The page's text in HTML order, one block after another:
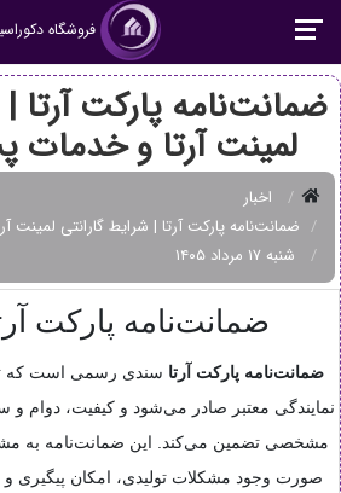
فروشگاه
ضمانت‌نامه پارکت آرتا |
لمینت آرتا و
اخبار
ضمانت‌نامه پارکت آرتا | شرایط گارانتی
شنبه ۱۷ مرداد ۱۴۰۵
ضمانت‌نامه پارکت
ضمانت‌نامه پارکت آرتا سندی رسمی است که
نمایندگی معتبر صادر می‌شود و کیفیت، دوام
مشخصی تضمین می‌کند. این ضمانت‌نامه به
صورت وجود مشکلات تولیدی، امکان پیگیری و